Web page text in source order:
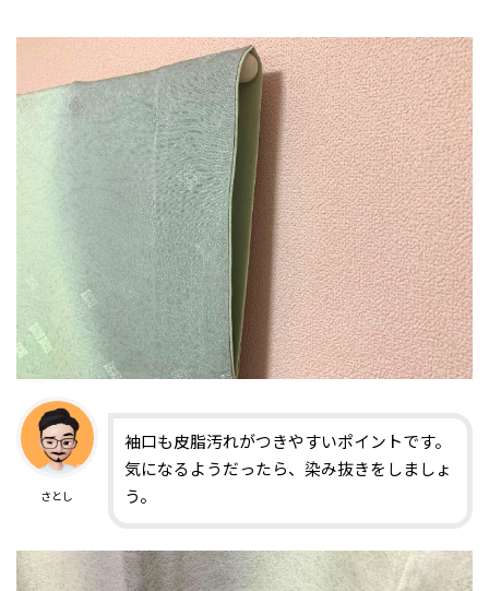
さとし
袖口も皮脂汚れがつきやすいポイントです。
気になるようだったら、染み抜きをしましょ
う。